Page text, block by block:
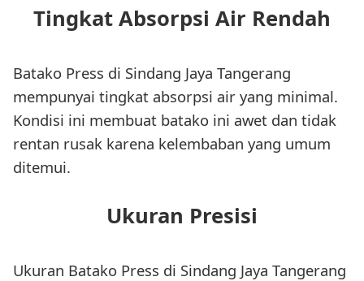
Tingkat Absorpsi Air Rendah
Batako Press di Sindang Jaya Tangerang
mempunyai tingkat absorpsi air yang minimal.
Kondisi ini membuat batako ini awet dan tidak
rentan rusak karena kelembaban yang umum
ditemui.
Ukuran Presisi
Ukuran Batako Press di Sindang Jaya Tangerang